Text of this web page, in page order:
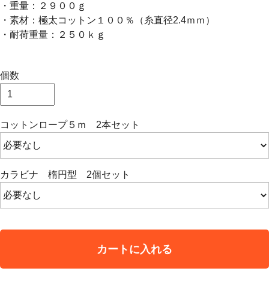
・重量：２９００ｇ
・素材：極太コットン１００％（糸直径2.4ｍｍ）
・耐荷重量：２５０ｋｇ
個数
コットンロープ５ｍ 2本セット
カラビナ 楕円型 2個セット
カートに入れる